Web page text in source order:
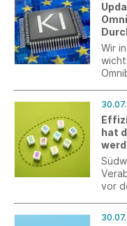
Wir
hat
vor